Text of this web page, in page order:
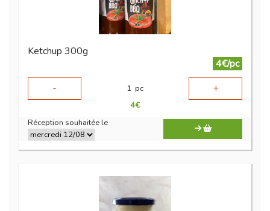
Ketchup 300g
4€/pc
-
1 pc +
4€
Réception souhaitée le